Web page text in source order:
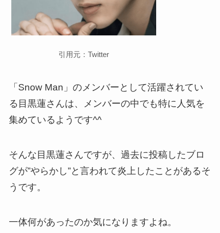
引用元：Twitter
「Snow Man」のメンバーとして活躍されてい
る目黒蓮さんは、メンバーの中でも特に人気を
集めているようです^^
そんな目黒蓮さんですが、過去に投稿したブロ
グが”やらかし”と言われて炎上したことがあるそ
うです。
一体何があったのか気になりますよね。